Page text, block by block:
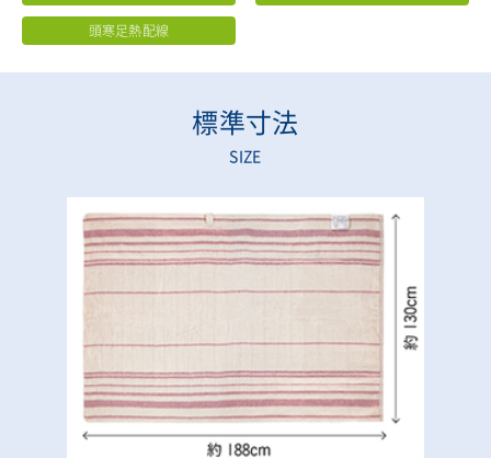
頭寒足熱配線
標準寸法
SIZE